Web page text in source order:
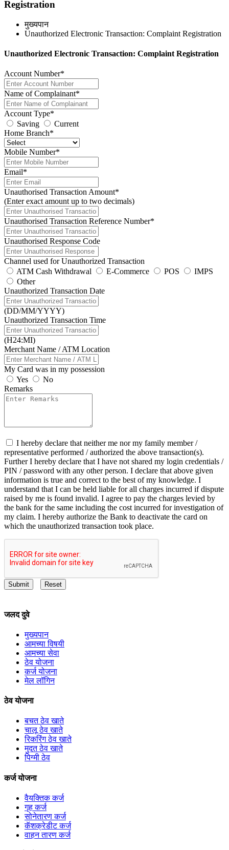
Registration
मुख्यपान
Unauthorized Electronic Transaction: Complaint Registration
Unauthorized Electronic Transaction: Complaint Registration
Account Number*
Name of Complainant*
Account Type*
Saving
Current
Home Branch*
Mobile Number*
Email*
Unauthorised Transaction Amount*
(Enter exact amount up to two decimals)
Unauthorised Transaction Reference Number*
Unauthorised Response Code
Channel used for Unauthorized Transaction
ATM Cash Withdrawal
E-Commerce POS
IMPS
Other
Unauthorized Transaction Date
(DD/MM/YYYY)
Unauthorized Transaction Time
(H24:MI)
Merchant Name / ATM Location
My Card was in my possession
Yes
No
Remarks
I hereby declare that neither me nor my family member /
representative performed / authorized the above transaction(s).
Further I hereby declare that I have not shared my login credentials /
PIN / password with any other person. I declare that above given
information is true and correct to the best of my knowledge. I
understand that I can be held liable for all charges incurred if dispute
raised by me is found invalid. I agree to pay the charges levied by
the bank for the same including the cost incurred for investigation of
my claim. I hereby authorize the Bank to deactivate the card on
which the unauthorized transaction took place.
Submit Reset
जलद दुवे
मुख्यपान
आमच्या विषयी
आमच्या सेवा
ठेव योजना
कर्ज योजना
मेल लॉगिन
ठेव योजना
बचत ठेव खाते
चालू ठेव खाते
रिकरिंग ठेव खाते
मुदत ठेव खाते
पिग्मी ठेव
कर्ज योजना
वैयक्तिक कर्ज
गृह कर्ज
सोनेतारण कर्ज
कॅशक्रेडीट कर्ज
वाहन तारण कर्ज